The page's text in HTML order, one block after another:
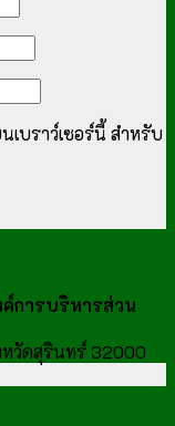
เบราว์เซอร์นี้ สำหรับ
ค์การบริหารส่วน
หวัดสุรินทร์ 32000